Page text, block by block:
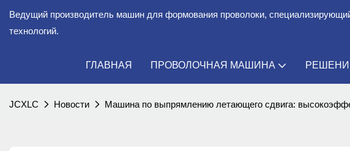
Ведущий производитель машин для формования проволоки,
технологий.
ГЛАВНАЯ ПРОВОЛОЧНАЯ МАШИНА
JCXLC Новости Машина по выпрямлению летающего сдвига: